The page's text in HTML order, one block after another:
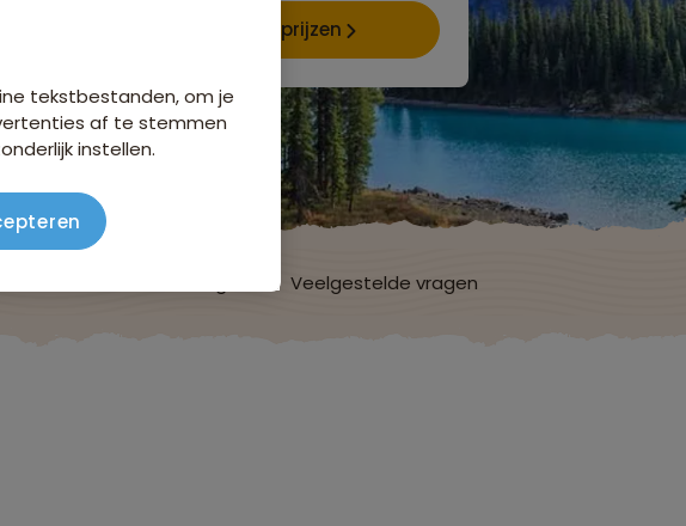
Data & prijzen
Veelgestelde vragen
tekstbestanden, om je
af te stemmen
instellen.